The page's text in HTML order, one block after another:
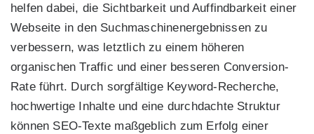
helfen dabei, die Sichtbarkeit und Auffindbarkeit einer
Webseite in den Suchmaschinenergebnissen zu
verbessern, was letztlich zu einem höheren
organischen Traffic und einer besseren Conversion-
Rate führt. Durch sorgfältige Keyword-Recherche,
hochwertige Inhalte und eine durchdachte Struktur
können SEO-Texte maßgeblich zum Erfolg einer